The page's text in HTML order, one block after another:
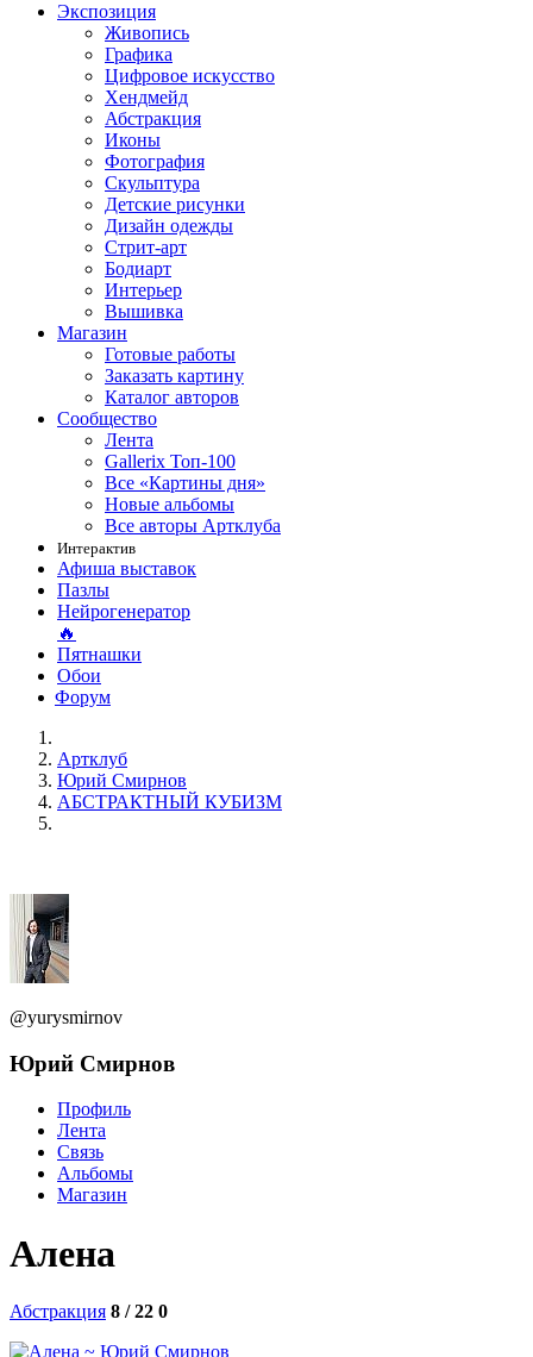
Экспозиция
Живопись
Графика
Цифровое искусство
Хендмейд
Абстракция
Иконы
Фотография
Скульптура
Детские рисунки
Дизайн одежды
Стрит-арт
Бодиарт
Интерьер
Вышивка
Магазин
Готовые работы
Заказать картину
Каталог авторов
Сообщество
Лента
Gallerix Топ-100
Все «Картины дня»
Новые альбомы
Все авторы Артклуба
Интерактив
Афиша выставок
Пазлы
Нейрогенератор
🔥
Пятнашки
Обои
Форум
Артклуб
Юрий Смирнов
АБСТРАКТНЫЙ КУБИЗМ
@yurysmirnov
Юрий Смирнов
Профиль
Лента
Связь
Альбомы
Магазин
Алена
Абстракция 8 / 22 0